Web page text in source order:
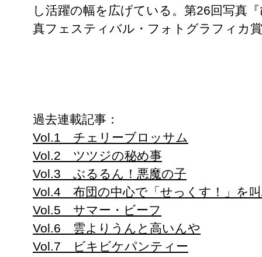
し活躍の幅を広げている。第26回写真
真フェスティバル・フォトグラフィカ
過去連載記事：
Vol.1 チェリーブロッサム
Vol.2 ツツジの秘め事
Vol.3 ぶるるん！悪魔の子
Vol.4 布団の中心で「せっくす！」を
Vol.5 サマー・ビーフ
Vol.6 雲よりうんと高いんや
Vol.7 ビキビケパンティー